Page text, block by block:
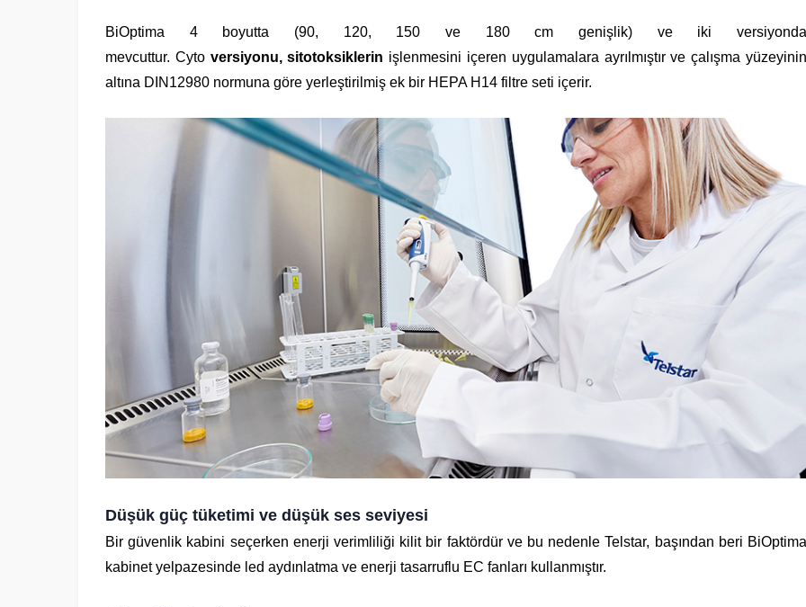
BiOptima 4 boyutta (90, 120, 150 ve 180 cm genişlik) ve iki versiyonda
mevcuttur. Cyto versiyonu, sitotoksiklerin işlenmesini içeren uygulamalara ayrılmıştır ve çalışma
altına DIN12980 normuna göre yerleştirilmiş ek bir HEPA H14 filtre seti içerir.
Düşük güç tüketimi ve düşük ses seviyesi
Bir güvenlik kabini seçerken enerji verimliliği kilit bir faktördür ve bu nedenle Telstar, başından beri BiOptima
kabinet yelpazesinde led aydınlatma ve enerji tasarruflu EC fanları kullanmıştır.